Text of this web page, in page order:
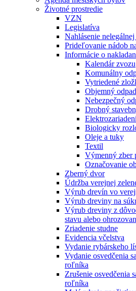
Životné prostredie
VZN
Legislatíva
Nahlásenie
Prideľovanie nádob
Informácie o
Kalendár zvozu
Komunálny
Vytriedené
Objemný odpad
Nebezpečný
Drobný
Biologicky
Oleje a tuky
Textil
Výmenný zber
Označovanie
Zberný dvor
Údržba verejnej
Výrub drevín vo
Výrub dreviny na
Výrub dreviny z
stavu alebo
Zriadenie studne
Evidencia včelstva
Vydanie rybárskeho
Vydanie osvedčenia
roľníka
Zrušenie osvedčenia
roľníka